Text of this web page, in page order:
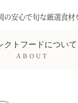
の安心で旬な厳選食
クトフードについて
ABOUT